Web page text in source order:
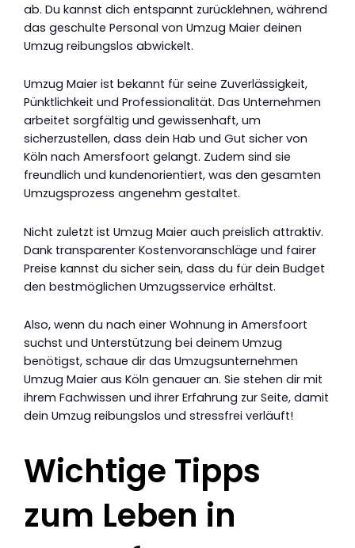
ab. Du kannst dich entspannt zurücklehnen, während
das geschulte Personal von Umzug Maier deinen
Umzug reibungslos abwickelt.
Umzug Maier ist bekannt für seine Zuverlässigkeit,
Pünktlichkeit und Professionalität. Das Unternehmen
arbeitet sorgfältig und gewissenhaft, um
sicherzustellen, dass dein Hab und Gut sicher von
Köln nach Amersfoort gelangt. Zudem sind sie
freundlich und kundenorientiert, was den gesamten
Umzugsprozess angenehm gestaltet.
Nicht zuletzt ist Umzug Maier auch preislich attraktiv.
Dank transparenter Kostenvoranschläge und fairer
Preise kannst du sicher sein, dass du für dein Budget
den bestmöglichen Umzugsservice erhältst.
Also, wenn du nach einer Wohnung in Amersfoort
suchst und Unterstützung bei deinem Umzug
benötigst, schaue dir das Umzugsunternehmen
Umzug Maier aus Köln genauer an. Sie stehen dir mit
ihrem Fachwissen und ihrer Erfahrung zur Seite, damit
dein Umzug reibungslos und stressfrei verläuft!
Wichtige Tipps
zum Leben in